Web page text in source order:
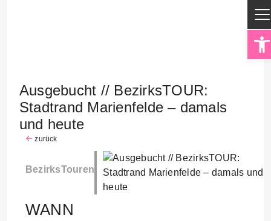
Ausgebucht // BezirksTOUR:
Stadtrand Marienfelde – damals
und heute
zurück
BezirksTouren
WANN